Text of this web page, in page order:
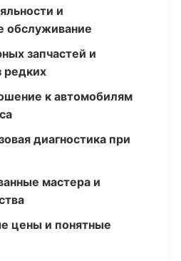
и
обслуживание
запчастей и
редких
к автомобилям
диагностика при
мастера и
цены и понятные